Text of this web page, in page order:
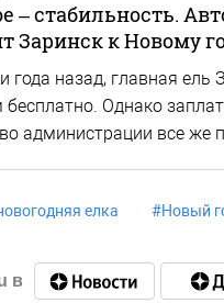
– стабильность.
Заринск к Новому
года назад, главная ель
бесплатно. Однако
администрации все же
елка #Новый
в